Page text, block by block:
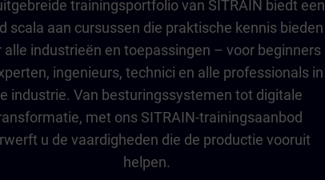
trainingsportfolio van SITRAIN biedt een
scala aan cursussen die praktische kennis bieden
alle industrieën en toepassingen – voor beginners
ingenieurs, technici en alle professionals in
industrie. Van besturingssystemen tot digitale
met ons SITRAIN-trainingsaanbod
u de vaardigheden die de productie vooruit
helpen.